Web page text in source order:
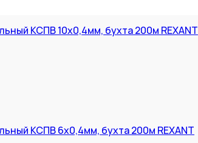
КСПВ 10х0,4мм, бухта 200м REXANT
КСПВ 6х0,4мм, бухта 200м REXANT